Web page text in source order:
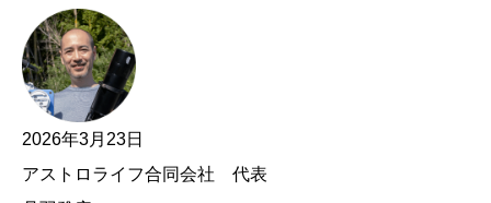
2026年3月23日
アストロライフ合同会社 代表